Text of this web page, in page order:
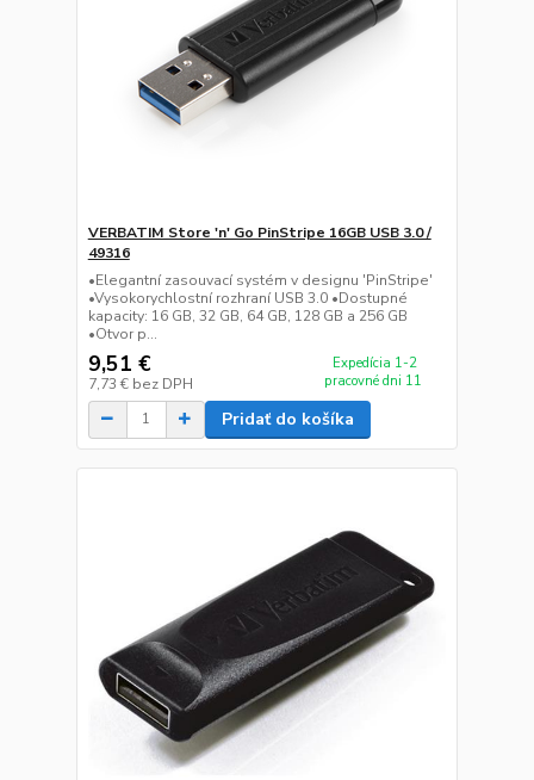
VERBATIM Store 'n' Go PinStripe 16GB USB 3.0 /
49316
•Elegantní zasouvací systém v designu 'PinStripe'
•Vysokorychlostní rozhraní USB 3.0 •Dostupné
kapacity: 16 GB, 32 GB, 64 GB, 128 GB a 256 GB
•Otvor p...
9,51 €
7,73 € bez DPH
Expedícia 1-2
pracovné dni 11
Pridať do košíka